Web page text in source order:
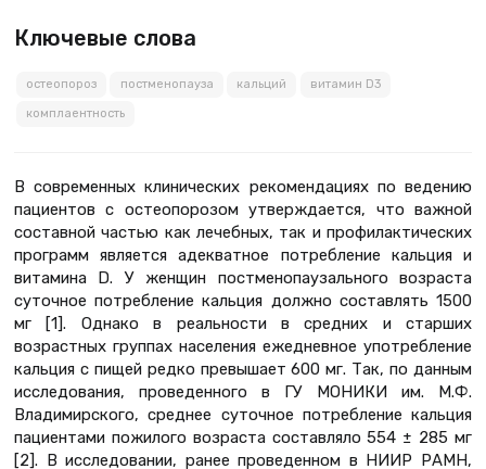
Ключевые слова
остеопороз постменопауза кальций витамин D3
комплаентность
В современных клинических рекомендациях по ведению
пациентов с остеопорозом утверждается, что важной
составной частью как лечебных, так и профилактических
программ является адекватное потребление кальция и
витамина D. У женщин постменопаузального возраста
суточное потребление кальция должно составлять 1500
мг [1]. Однако в реальности в средних и старших
возрастных группах населения ежедневное употребление
кальция с пищей редко превышает 600 мг. Так, по данным
исследования, проведенного в ГУ МОНИКИ им. М.Ф.
Владимирского, среднее суточное потребление кальция
пациентами пожилого возраста составляло 554 ± 285 мг
[2]. В исследовании, ранее проведенном в НИИР РАМН,